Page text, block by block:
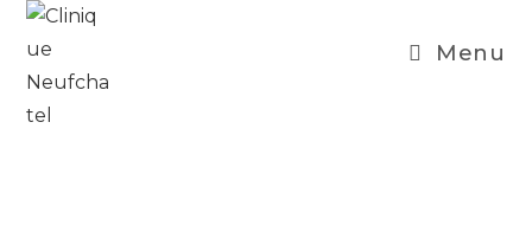
Menu